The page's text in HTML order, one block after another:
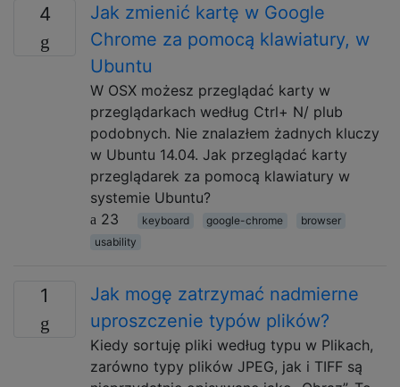
4
Jak zmienić kartę w Google
Chrome za pomocą klawiatury, w
Ubuntu
W OSX możesz przeglądać karty w
przeglądarkach według Ctrl+ N/ plub
podobnych. Nie znalazłem żadnych kluczy
w Ubuntu 14.04. Jak przeglądać karty
przeglądarek za pomocą klawiatury w
systemie Ubuntu?
23
keyboard google-chrome
browser
usability
1
Jak mogę zatrzymać nadmierne
uproszczenie typów plików?
Kiedy sortuję pliki według typu w Plikach,
zarówno typy plików JPEG, jak i TIFF są